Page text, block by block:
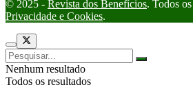
© 2025 - Revista dos Benefícios. Todos
Privacidade e Cookies.
Nenhum resultado
Todos os resultados